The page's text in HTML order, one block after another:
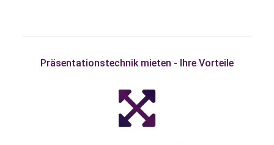
Präsentationstechnik mieten - Ihre Vorteile